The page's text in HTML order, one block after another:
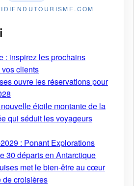
: inspirez les prochains
clients
ouvre les réservations pour
étoile montante de la
qui séduit les voyageurs
: Ponant Explorations
30 départs en Antarctique
met le bien-être au cœur
de croisières